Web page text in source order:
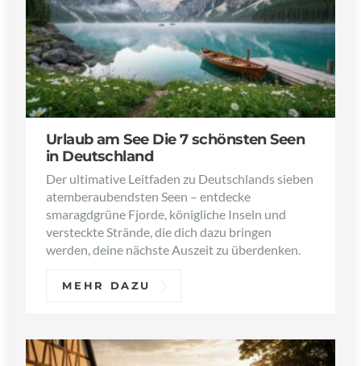
Urlaub am See Die 7 schönsten Seen
in Deutschland
Der ultimative Leitfaden zu Deutschlands sieben
atemberaubendsten Seen – entdecke
smaragdgrüne Fjorde, königliche Inseln und
versteckte Strände, die dich dazu bringen
werden, deine nächste Auszeit zu überdenken.
MEHR DAZU